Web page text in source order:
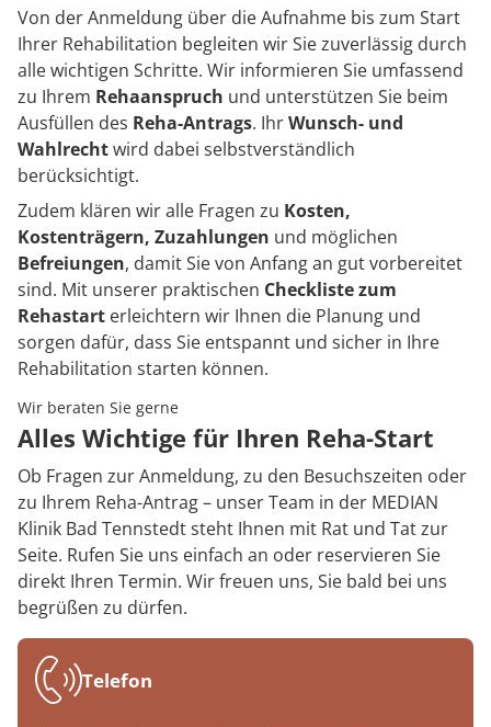
Von der Anmeldung über die Aufnahme bis zum Start
Ihrer Rehabilitation begleiten wir Sie zuverlässig durch
alle wichtigen Schritte. Wir informieren Sie umfassend
zu Ihrem Rehaanspruch und unterstützen Sie beim
Ausfüllen des Reha-Antrags. IhrWunsch- und
Wahlrechtwird dabei selbstverständlich
berücksichtigt.
Zudem klären wir alle Fragen zu Kosten,
Kostenträgern, Zuzahlungen und möglichen
Befreiungen, damit Sie von Anfang an gut vorbereitet
sind. Mit unserer praktischen Checkliste zum
Rehastart erleichtern wir Ihnen die Planung und
sorgen dafür, dass Sie entspannt und sicher in Ihre
Rehabilitation starten können.
Wir beraten Sie gerne
Alles Wichtige für Ihren Reha-Start
Ob Fragen zur Anmeldung, zu den Besuchszeiten oder
zu Ihrem Reha-Antrag – unser Team in der MEDIAN
Klinik Bad Tennstedt steht Ihnen mit Rat und Tat zur
Seite. Rufen Sie uns einfach an oder reservieren Sie
direkt Ihren Termin. Wir freuen uns, Sie bald bei uns
begrüßen zu dürfen.
Telefon